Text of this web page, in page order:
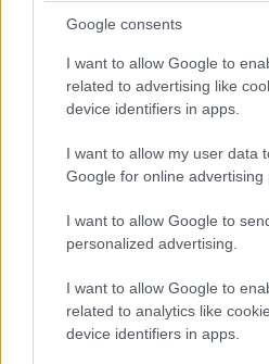
Google consents
I want to allow Google to
related to advertising like
device identifiers in apps.
I want to allow my user data
Google for online advertising
I want to allow Google to
personalized advertising.
I want to allow Google to
related to analytics like
device identifiers in apps.
hrubým 80 mm, vyplnené sú
hrúbkou 80 mm, ktorá plní aj